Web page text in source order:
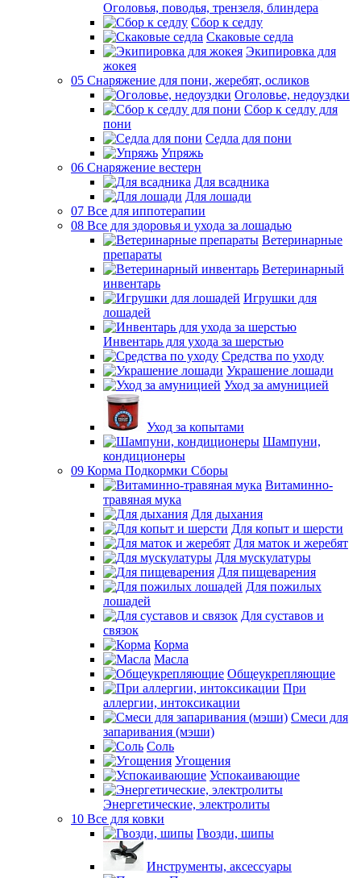
Оголовья, поводья, трензеля, блиндера
Сбор к седлу
Скаковые седла
Экипировка для
жокея
05 Снаряжение для пони, жеребят, осликов
Оголовье, недоуздки
Сбор к седлу для
пони
Седла для пони
Упряжь
06 Снаряжение вестерн
Для всадника
Для лошади
07 Все для иппотерапии
08 Все для здоровья и ухода за лошадью
Ветеринарные
препараты
Ветеринарный
инвентарь
Игрушки для
лошадей
Инвентарь для ухода за шерстью
Средства по уходу
Украшение лошади
Уход за амуницией
Уход за копытами
Шампуни,
кондиционеры
09 Корма Подкормки Сборы
Витаминно-
травяная мука
Для дыхания
Для копыт и шерсти
Для маток и жеребят
Для мускулатуры
Для пищеварения
Для пожилых
лошадей
Для суставов и
связок
Корма
Масла
Общеукрепляющие
При
аллергии, интоксикации
Смеси для
запаривания (мэши)
Соль
Угощения
Успокаивающие
Энергетические, электролиты
10 Все для ковки
Гвозди, шипы
Инструменты, аксессуары